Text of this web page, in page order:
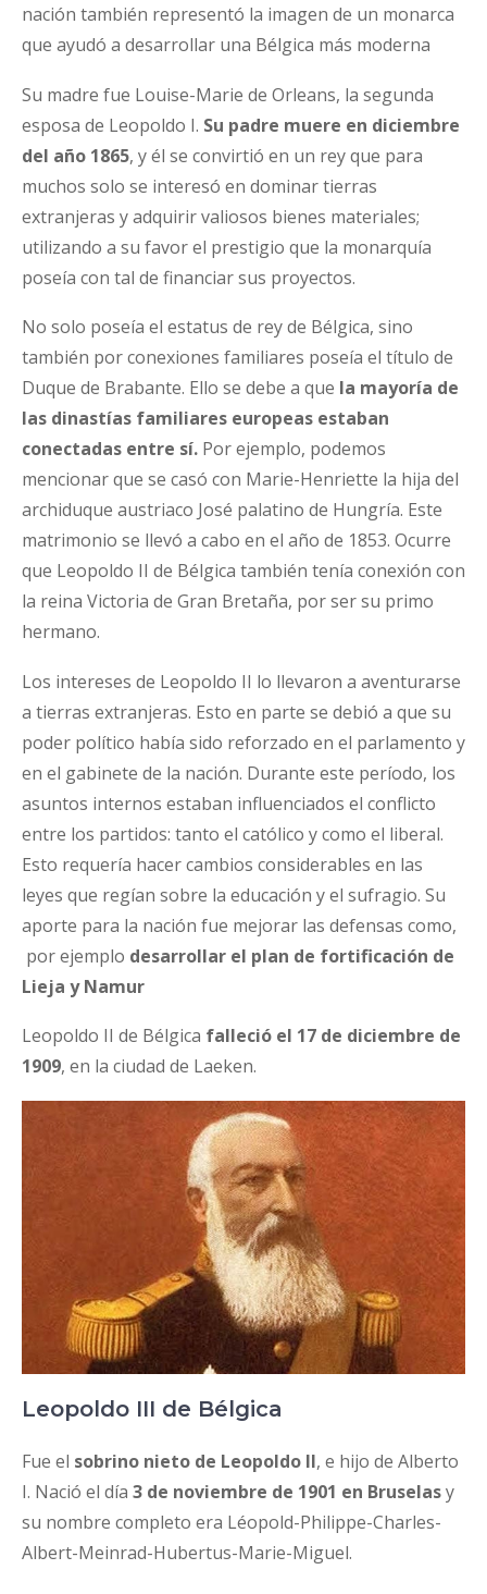
nación también representó la imagen de un monarca
que ayudó a desarrollar una Bélgica más moderna
Su madre fue Louise-Marie de Orleans, la segunda
esposa de Leopoldo I. Su padre muere en diciembre
del año 1865, y él se convirtió en un rey que para
muchos solo se interesó en dominar tierras
extranjeras y adquirir valiosos bienes materiales;
utilizando a su favor el prestigio que la monarquía
poseía con tal de financiar sus proyectos.
No solo poseía el estatus de rey de Bélgica, sino
también por conexiones familiares poseía el título de
Duque de Brabante. Ello se debe a que la mayoría de
las dinastías familiares europeas estaban
conectadas entre sí. Por ejemplo, podemos
mencionar que se casó con Marie-Henriette la hija del
archiduque austriaco José palatino de Hungría. Este
matrimonio se llevó a cabo en el año de 1853. Ocurre
que Leopoldo II de Bélgica también tenía conexión con
la reina Victoria de Gran Bretaña, por ser su primo
hermano.
Los intereses de Leopoldo II lo llevaron a aventurarse
a tierras extranjeras. Esto en parte se debió a que su
poder político había sido reforzado en el parlamento y
en el gabinete de la nación. Durante este período, los
asuntos internos estaban influenciados el conflicto
entre los partidos: tanto el católico y como el liberal.
Esto requería hacer cambios considerables en las
leyes que regían sobre la educación y el sufragio. Su
aporte para la nación fue mejorar las defensas como,
por ejemplo desarrollar el plan de fortificación de
Lieja y Namur
Leopoldo II de Bélgica falleció el 17 de diciembre de
1909, en la ciudad de Laeken.
Leopoldo III de Bélgica
Fue el sobrino nieto de Leopoldo II, e hijo de Alberto
I. Nació el día 3 de noviembre de 1901 en Bruselasy
su nombre completo era Léopold-Philippe-Charles-
Albert-Meinrad-Hubertus-Marie-Miguel.